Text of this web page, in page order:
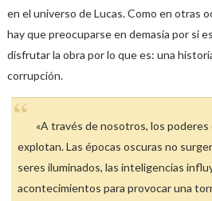
en el universo de Lucas. Como en otras
hay que preocuparse en demasía por si
disfrutar la obra por lo que es: una
corrupción.
«A través de nosotros, los poderes
explotan. Las épocas oscuras no
seres iluminados, las inteligencias
acontecimientos para provocar una